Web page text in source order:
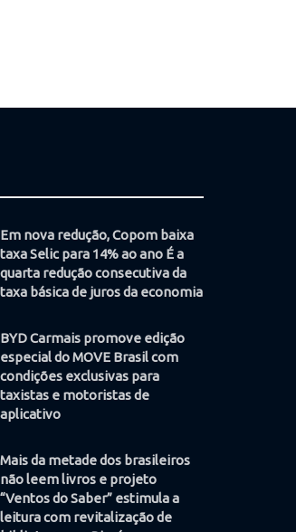
Em nova redução, Copom baixa
taxa Selic para 14% ao ano É a
quarta redução consecutiva da
taxa básica de juros da economia
BYD Carmais promove edição
especial do MOVE Brasil com
condições exclusivas para
taxistas e motoristas de
aplicativo
Mais da metade dos brasileiros
não leem livros e projeto
“Ventos do Saber” estimula a
leitura com revitalização de